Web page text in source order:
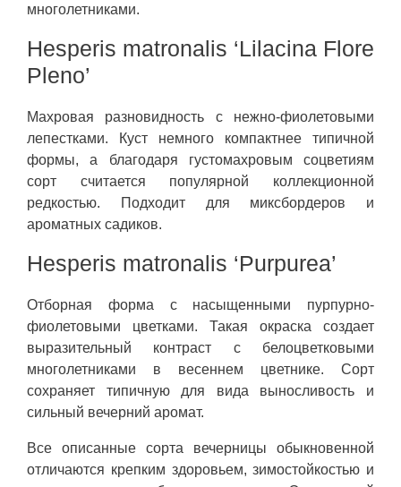
многолетниками.
Hesperis matronalis ‘Lilacina Flore
Pleno’
Махровая разновидность с нежно-фиолетовыми
лепестками. Куст немного компактнее типичной
формы, а благодаря густомахровым соцветиям
сорт считается популярной коллекционной
редкостью. Подходит для миксбордеров и
ароматных садиков.
Hesperis matronalis ‘Purpurea’
Отборная форма с насыщенными пурпурно-
фиолетовыми цветками. Такая окраска создает
выразительный контраст с белоцветковыми
многолетниками в весеннем цветнике. Сорт
сохраняет типичную для вида выносливость и
сильный вечерний аромат.
Все описанные сорта вечерницы обыкновенной
отличаются крепким здоровьем, зимостойкостью и